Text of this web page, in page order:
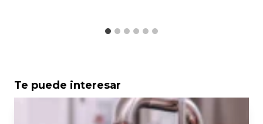
Te puede interesar